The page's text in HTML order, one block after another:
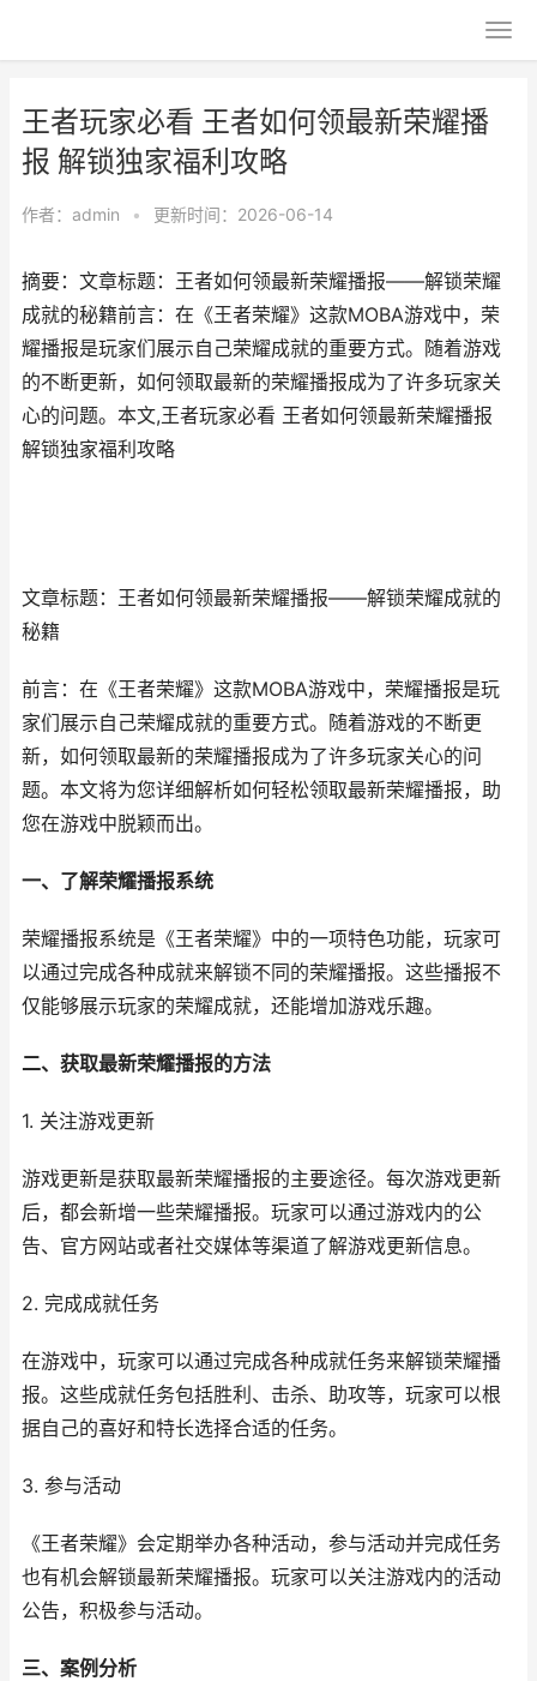
王者玩家必看 王者如何领最新荣耀播
报 解锁独家福利攻略
作者： admin • 更新时间：2026-06-14
摘要：文章标题：王者如何领最新荣耀播报——解锁荣耀
成就的秘籍前言：在《王者荣耀》这款MOBA游戏中，荣
耀播报是玩家们展示自己荣耀成就的重要方式。随着游戏
的不断更新，如何领取最新的荣耀播报成为了许多玩家关
心的问题。本文,王者玩家必看 王者如何领最新荣耀播报
解锁独家福利攻略
文章标题：王者如何领最新荣耀播报——解锁荣耀成就的
秘籍
前言：在《王者荣耀》这款MOBA游戏中，荣耀播报是玩
家们展示自己荣耀成就的重要方式。随着游戏的不断更
新，如何领取最新的荣耀播报成为了许多玩家关心的问
题。本文将为您详细解析如何轻松领取最新荣耀播报，助
您在游戏中脱颖而出。
一、了解荣耀播报系统
荣耀播报系统是《王者荣耀》中的一项特色功能，玩家可
以通过完成各种成就来解锁不同的荣耀播报。这些播报不
仅能够展示玩家的荣耀成就，还能增加游戏乐趣。
二、获取最新荣耀播报的方法
1. 关注游戏更新
游戏更新是获取最新荣耀播报的主要途径。每次游戏更新
后，都会新增一些荣耀播报。玩家可以通过游戏内的公
告、官方网站或者社交媒体等渠道了解游戏更新信息。
2. 完成成就任务
在游戏中，玩家可以通过完成各种成就任务来解锁荣耀播
报。这些成就任务包括胜利、击杀、助攻等，玩家可以根
据自己的喜好和特长选择合适的任务。
3. 参与活动
《王者荣耀》会定期举办各种活动，参与活动并完成任务
也有机会解锁最新荣耀播报。玩家可以关注游戏内的活动
公告，积极参与活动。
三、案例分析